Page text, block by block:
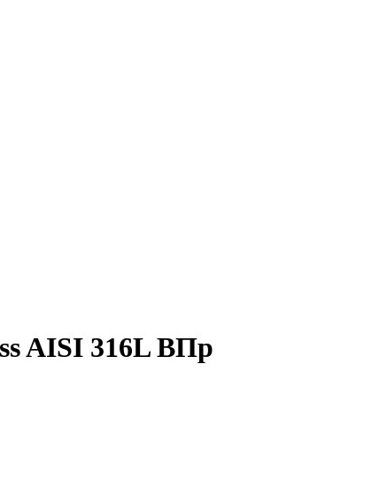
AISI 316L ВПр